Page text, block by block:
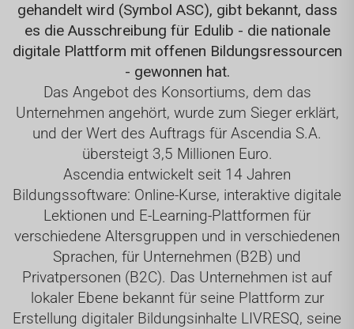
gehandelt wird (Symbol ASC), gibt bekannt, dass
es die Ausschreibung für Edulib - die nationale
digitale Plattform mit offenen Bildungsressourcen
- gewonnen hat.
Das Angebot des Konsortiums, dem das
Unternehmen angehört, wurde zum Sieger erklärt,
und der Wert des Auftrags für Ascendia S.A.
übersteigt 3,5 Millionen Euro.
Ascendia entwickelt seit 14 Jahren
Bildungssoftware: Online-Kurse, interaktive digitale
Lektionen und E-Learning-Plattformen für
verschiedene Altersgruppen und in verschiedenen
Sprachen, für Unternehmen (B2B) und
Privatpersonen (B2C). Das Unternehmen ist auf
lokaler Ebene bekannt für seine Plattform zur
Erstellung digitaler Bildungsinhalte LIVRESQ, seine